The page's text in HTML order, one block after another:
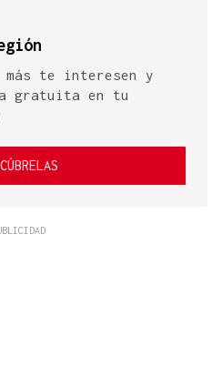
te interesen y
gratuita en tu